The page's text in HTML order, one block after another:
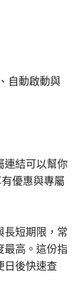
自動啟動與
連結可以幫你
優惠與專屬
長短期限，常
最高。這份指
日後快速查